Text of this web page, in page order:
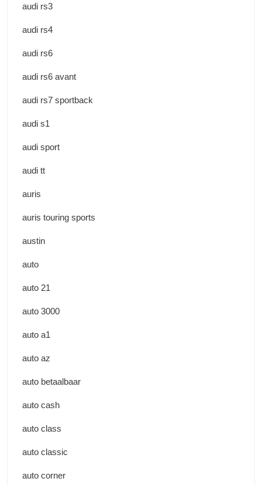
audi rs3
audi rs4
audi rs6
audi rs6 avant
audi rs7 sportback
audi s1
audi sport
audi tt
auris
auris touring sports
austin
auto
auto 21
auto 3000
auto a1
auto az
auto betaalbaar
auto cash
auto class
auto classic
auto corner